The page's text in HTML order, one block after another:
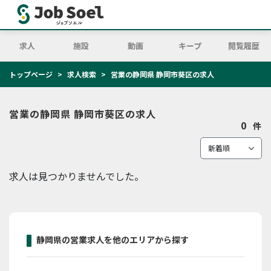
求人 施設 動画 キープ 閲覧履歴
トップページ 求人検索 営業の静岡県 静岡市葵区の求人
営業の静岡県 静岡市葵区の求人
0 件
求人は見つかりませんでした。
静岡県の営業求人を他のエリアから探す